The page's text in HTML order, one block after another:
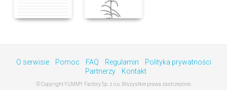
O serwisie Pomoc FAQ Regulamin
Polityka prywatności
Partnerzy
Kontakt
© Copyright YUMMY Factory Sp. z o.o. Wszystkie prawa zastrzeżone.